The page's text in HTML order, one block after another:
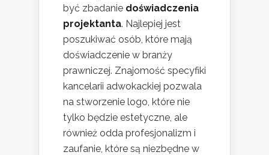
być zbadanie doświadczenia
projektanta. Najlepiej jest
poszukiwać osób, które mają
doświadczenie w branży
prawniczej. Znajomość specyfiki
kancelarii adwokackiej pozwala
na stworzenie logo, które nie
tylko będzie estetyczne, ale
również odda profesjonalizm i
zaufanie, które są niezbędne w